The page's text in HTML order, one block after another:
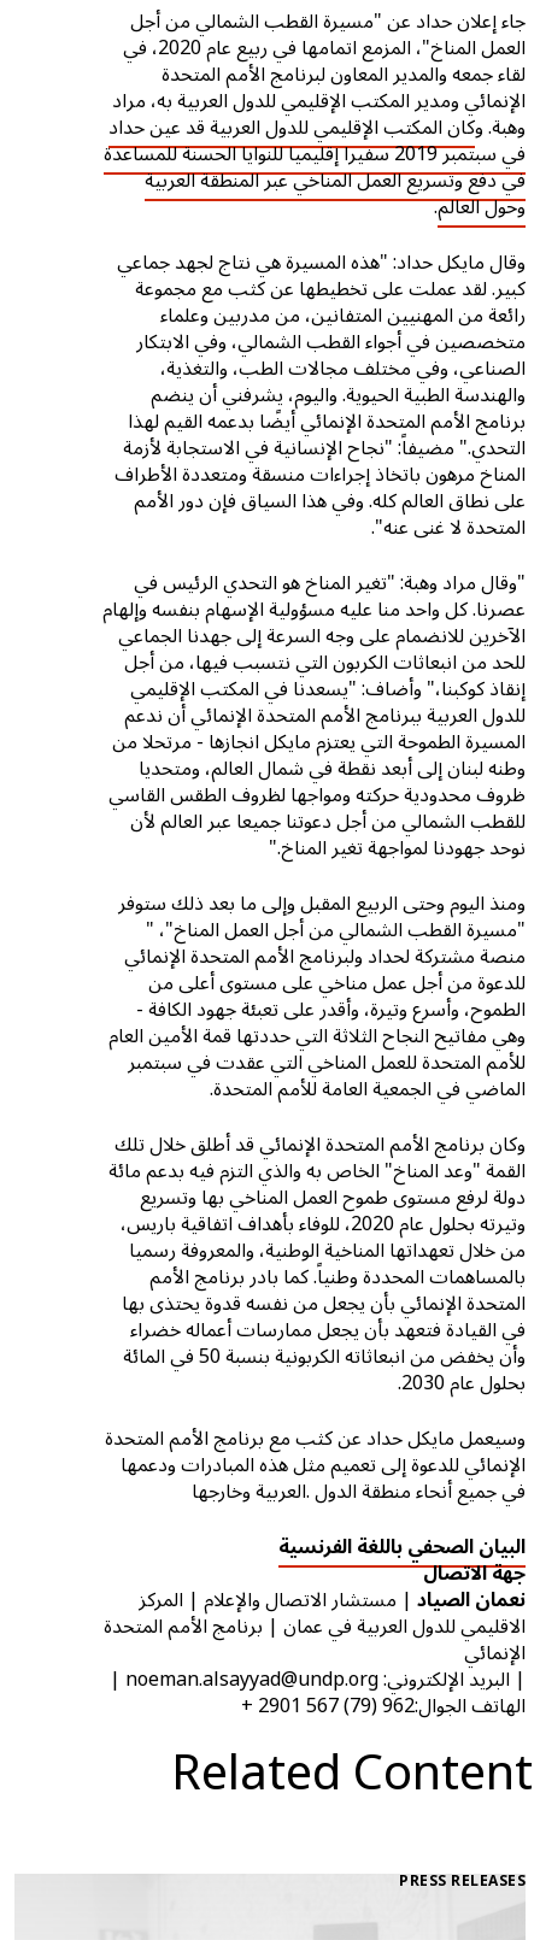
جاء إعلان حداد عن "مسيرة القطب الشمالي من أجل
العمل المناخ"، المزمع اتمامها في ربيع عام 2020، في
لقاء جمعه والمدير المعاون لبرنامج الأمم المتحدة
الإنمائي ومدير المكتب الإقليمي للدول العربية به، مراد
وهبة. وكان المكتب الإقليمي للدول العربية قد عين حداد
في سبتمبر 2019 سفيرا إقليميا للنوايا الحسنة للمساعدة
في دفع وتسريع العمل المناخي عبر المنطقة العربية
وحول العالم.
وقال مايكل حداد: "هذه المسيرة هي نتاج لجهد جماعي
كبير. لقد عملت على تخطيطها عن كثب مع مجموعة
رائعة من المهنيين المتفانين، من مدربين وعلماء
متخصصين في أجواء القطب الشمالي، وفي الابتكار
الصناعي، وفي مختلف مجالات الطب، والتغذية،
والهندسة الطبية الحيوية. واليوم، يشرفني أن ينضم
برنامج الأمم المتحدة الإنمائي أيضًا بدعمه القيم لهذا
التحدي." مضيفاً: "نجاح الإنسانية في الاستجابة لأزمة
المناخ مرهون باتخاذ إجراءات منسقة ومتعددة الأطراف
على نطاق العالم كله. وفي هذا السياق فإن دور الأمم
المتحدة لا غنى عنه".
"وقال مراد وهبة: "تغير المناخ هو التحدي الرئيس في
عصرنا. كل واحد منا عليه مسؤولية الإسهام بنفسه وإلهام
الآخرين للانضمام على وجه السرعة إلى جهدنا الجماعي
للحد من انبعاثات الكربون التي نتسبب فيها، من أجل
إنقاذ كوكبنا،" وأضاف: "يسعدنا في المكتب الإقليمي
للدول العربية ببرنامج الأمم المتحدة الإنمائي أن ندعم
المسيرة الطموحة التي يعتزم مايكل انجازها - مرتحلا من
وطنه لبنان إلى أبعد نقطة في شمال العالم، ومتحديا
ظروف محدودية حركته ومواجها لظروف الطقس القاسي
للقطب الشمالي من أجل دعوتنا جميعا عبر العالم لأن
نوحد جهودنا لمواجهة تغير المناخ."
ومنذ اليوم وحتى الربيع المقبل وإلى ما بعد ذلك ستوفر
"مسيرة القطب الشمالي من أجل العمل المناخ"، "
منصة مشتركة لحداد ولبرنامج الأمم المتحدة الإنمائي
للدعوة من أجل عمل مناخي على مستوى أعلى من
الطموح، وأسرع وتيرة، وأقدر على تعبئة جهود الكافة -
وهي مفاتيح النجاح الثلاثة التي حددتها قمة الأمين العام
للأمم المتحدة للعمل المناخي التي عقدت في سبتمبر
الماضي في الجمعية العامة للأمم المتحدة.
وكان برنامج الأمم المتحدة الإنمائي قد أطلق خلال تلك
القمة "وعد المناخ" الخاص به والذي التزم فيه بدعم مائة
دولة لرفع مستوى طموح العمل المناخي بها وتسريع
وتيرته بحلول عام 2020، للوفاء بأهداف اتفاقية باريس،
من خلال تعهداتها المناخية الوطنية، والمعروفة رسميا
بالمساهمات المحددة وطنياً. كما بادر برنامج الأمم
المتحدة الإنمائي بأن يجعل من نفسه قدوة يحتذى بها
في القيادة فتعهد بأن يجعل ممارسات أعماله خضراء
وأن يخفض من انبعاثاته الكربونية بنسبة 50 في المائة
بحلول عام 2030.
وسيعمل مايكل حداد عن كثب مع برنامج الأمم المتحدة
الإنمائي للدعوة إلى تعميم مثل هذه المبادرات ودعمها
في جميع أنحاء منطقة الدول .العربية وخارجها
البيان الصحفي باللغة الفرنسية
جهة الاتصال
نعمان الصياد | مستشار الاتصال والإعلام | المركز
الاقليمي للدول العربية في عمان | برنامج الأمم المتحدة
الإنمائي
| البريد الإلكتروني: noeman.alsayyad@undp.org |
الهاتف الجوال:962 (79) 567 2901 +
Related Content
PRESS RELEASES